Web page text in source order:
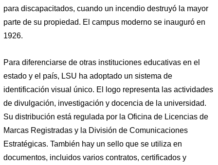
para discapacitados, cuando un incendio destruyó la mayor
parte de su propiedad. El campus moderno se inauguró en
1926.
Para diferenciarse de otras instituciones educativas en el
estado y el país, LSU ha adoptado un sistema de
identificación visual único. El logo representa las actividades
de divulgación, investigación y docencia de la universidad.
Su distribución está regulada por la Oficina de Licencias de
Marcas Registradas y la División de Comunicaciones
Estratégicas. También hay un sello que se utiliza en
documentos, incluidos varios contratos, certificados y